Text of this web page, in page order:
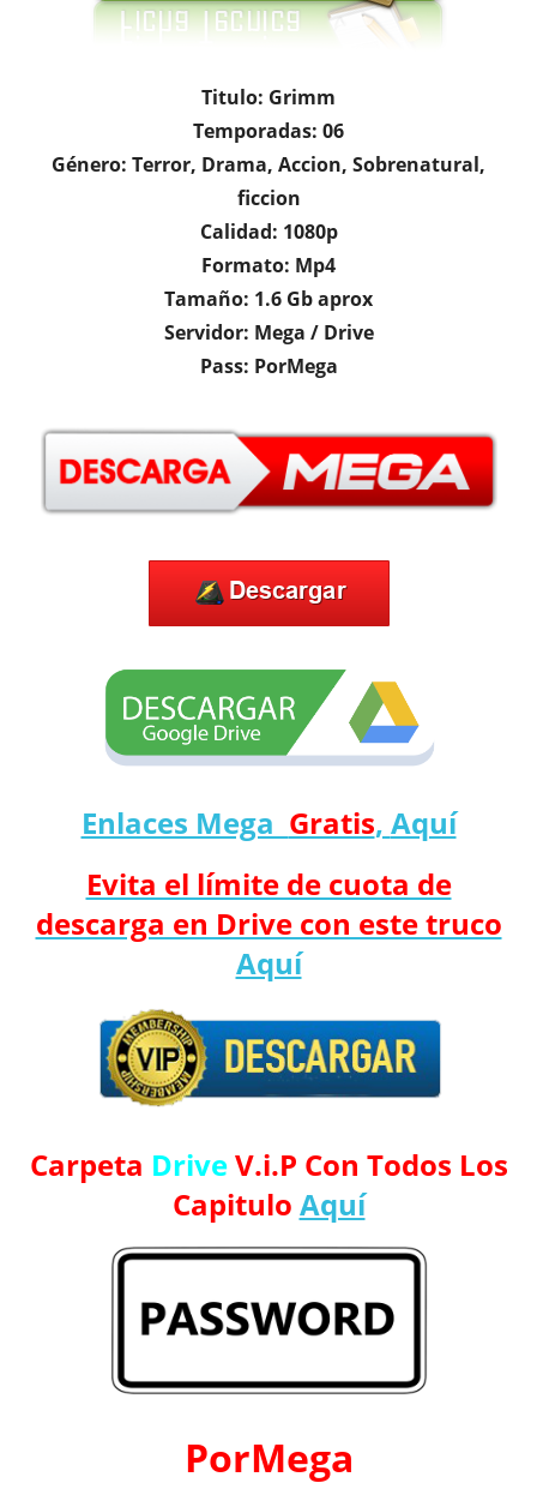
Titulo: Grimm
Temporadas: 06
Género: Terror, Drama, Accion, Sobrenatural,
ficcion
Calidad: 1080p
Formato: Mp4
Tamaño: 1.6 Gb aprox
Servidor: Mega / Drive
Pass: PorMega
Enlaces Mega Gratis, Aquí
Evita el límite de cuota de
descarga en Drive con este truco
Aquí
Carpeta DriveV.i.P Con Todos Los
Capitulo Aquí
PorMega